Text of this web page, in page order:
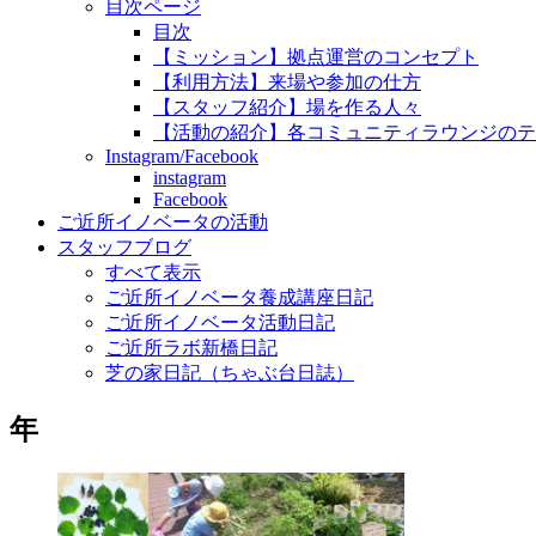
目次ページ
目次
【ミッション】拠点運営のコンセプト
【利用方法】来場や参加の仕方
【スタッフ紹介】場を作る人々
【活動の紹介】各コミュニティラウンジの
Instagram/Facebook
instagram
Facebook
ご近所イノベータの活動
スタッフブログ
すべて表示
ご近所イノベータ養成講座日記
ご近所イノベータ活動日記
ご近所ラボ新橋日記
芝の家日記（ちゃぶ台日誌）
年